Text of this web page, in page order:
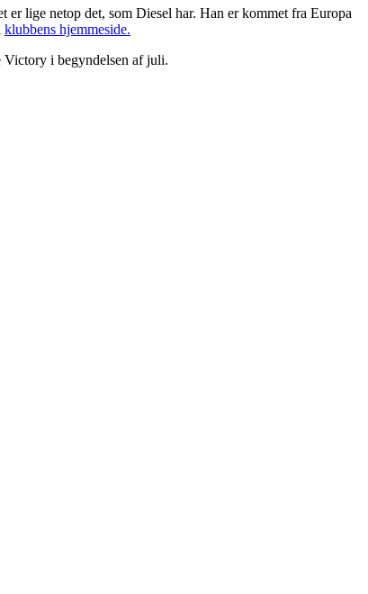
lige netop det, som Diesel har. Han er kommet fra Europa
klubbens hjemmeside.
Victory i begyndelsen af juli.